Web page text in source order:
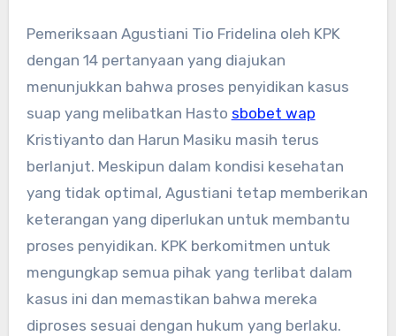
Pemeriksaan Agustiani Tio Fridelina oleh KPK
dengan 14 pertanyaan yang diajukan
menunjukkan bahwa proses penyidikan kasus
suap yang melibatkan Hasto sbobet wap
Kristiyanto dan Harun Masiku masih terus
berlanjut. Meskipun dalam kondisi kesehatan
yang tidak optimal, Agustiani tetap memberikan
keterangan yang diperlukan untuk membantu
proses penyidikan. KPK berkomitmen untuk
mengungkap semua pihak yang terlibat dalam
kasus ini dan memastikan bahwa mereka
diproses sesuai dengan hukum yang berlaku.